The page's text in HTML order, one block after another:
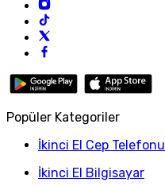
Popüler Kategoriler
İkinci El Cep Telefonu
İkinci El Bilgisayar